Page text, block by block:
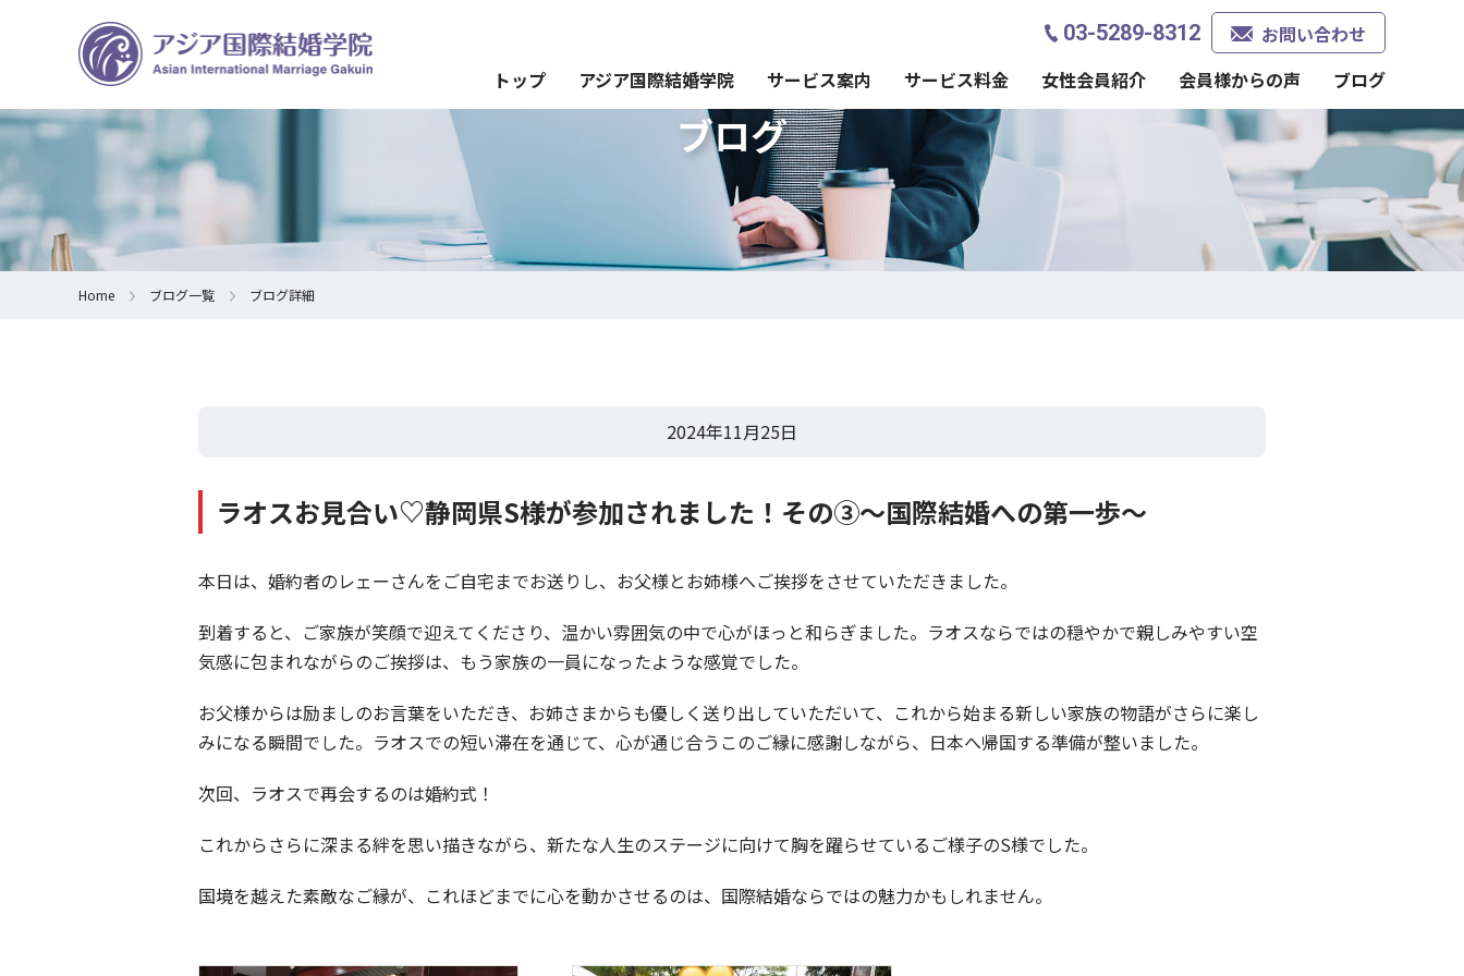
03-5289-8312
お問い合わせ
トップ
アジア国際結婚学院 サービス案内 サービス料金 女性会員紹介 会員様からの声 ブログ
ブログ
Home ブログ一覧 ブログ詳細
2024年11月25日
ラオスお見合い♡静岡県S様が参加されました！その③～国際結婚への第一歩～
本日は、婚約者のレェーさんをご自宅までお送りし、お父様とお姉様へご挨拶をさせていただきました。
到着すると、ご家族が笑顔で迎えてくださり、温かい雰囲気の中で心がほっと和らぎました。ラオスならではの穏やかで親しみやすい空
気感に包まれながらのご挨拶は、もう家族の一員になったような感覚でした。
お父様からは励ましのお言葉をいただき、お姉さまからも優しく送り出していただいて、これから始まる新しい家族の物語がさらに楽し
みになる瞬間でした。ラオスでの短い滞在を通じて、心が通じ合うこのご縁に感謝しながら、日本へ帰国する準備が整いました。
次回、ラオスで再会するのは婚約式！
これからさらに深まる絆を思い描きながら、新たな人生のステージに向けて胸を躍らせているご様子のS様でした。
国境を越えた素敵なご縁が、これほどまでに心を動かさせるのは、国際結婚ならではの魅力かもしれません。